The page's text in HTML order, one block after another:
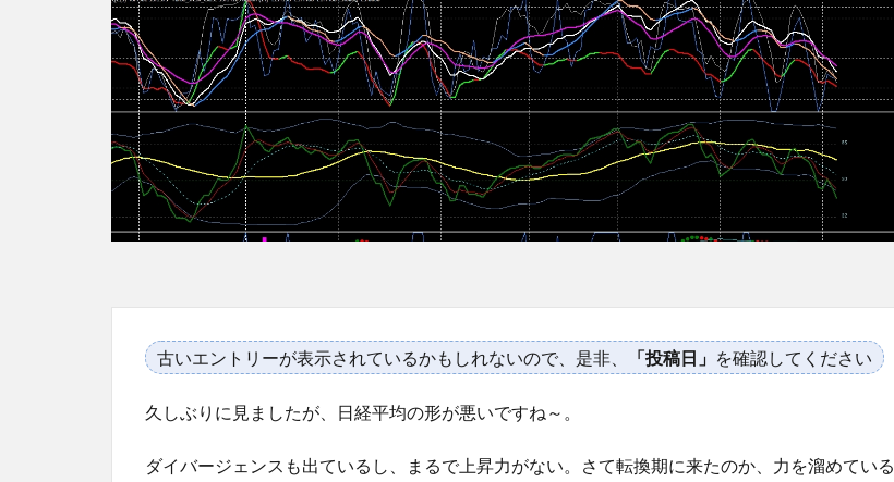
古いエントリーが表示されているかもしれないので、是非、 「投稿日」 を確認してください
久しぶりに見ましたが、日経平均の形が悪いですね～。
ダイバージェンスも出ているし、まるで上昇力がない。さて転換期に来たのか、力を溜めている